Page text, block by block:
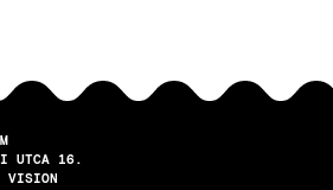
UTCA 16.
VISION